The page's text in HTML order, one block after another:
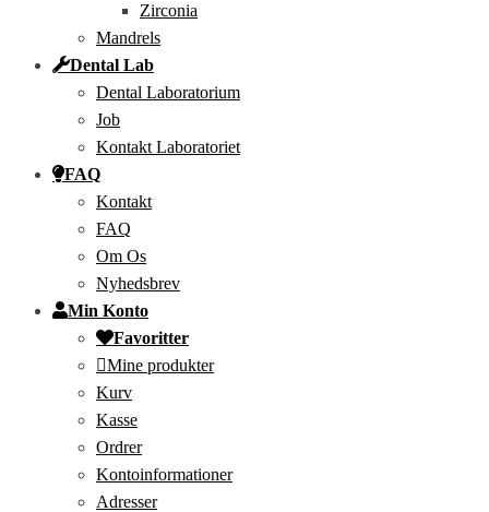
Zirconia
Mandrels
Dental Lab
Dental Laboratorium
Job
Kontakt Laboratoriet
FAQ
Kontakt
FAQ
Om Os
Nyhedsbrev
Min Konto
Favoritter
Mine produkter
Kurv
Kasse
Ordrer
Kontoinformationer
Adresser